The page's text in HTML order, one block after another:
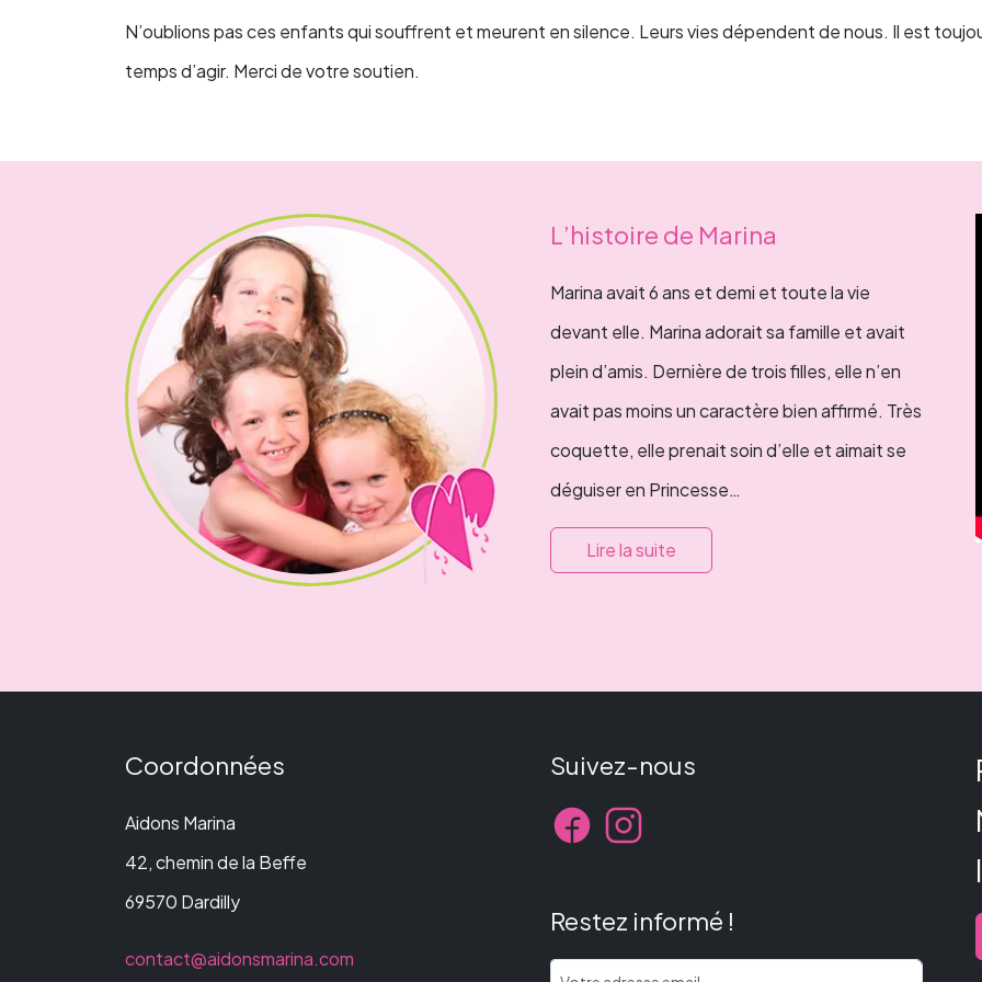
N’oublions pas ces enfants qui souffrent et meurent en silence. Leurs vies dépendent de nous. Il est
temps d’agir. Merci de votre soutien.
L’histoire de Marina
Marina avait 6 ans et demi et toute la vie
devant elle. Marina adorait sa famille et avait
plein d’amis. Dernière de trois filles, elle n’en
avait pas moins un caractère bien affirmé. Très
coquette, elle prenait soin d’elle et aimait se
déguiser en Princesse…
Lire la suite
Coordonnées
Aidons Marina
42, chemin de la Beffe
69570 Dardilly
contact@aidonsmarina.com
Suivez-nous
Restez informé !